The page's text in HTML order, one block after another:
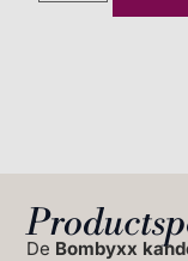
De Bombyxx